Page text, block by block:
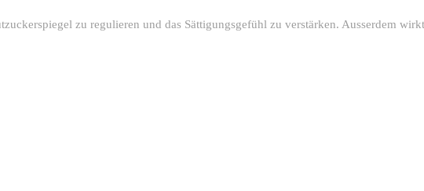
zu regulieren und das Sättigungsgefühl zu verstärken. Ausserdem